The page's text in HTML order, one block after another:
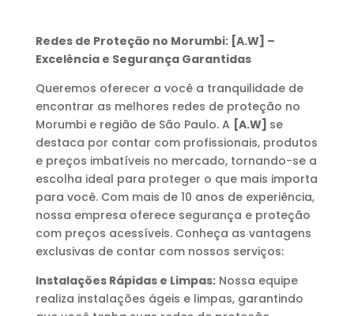
Redes de Proteção no Morumbi: [A.W] –
Excelência e Segurança Garantidas
Queremos oferecer a você a tranquilidade de
encontrar as melhores redes de proteção no
Morumbi e região de São Paulo. A [A.W] se
destaca por contar com profissionais, produtos
e preços imbatíveis no mercado, tornando-se a
escolha ideal para proteger o que mais importa
para você. Com mais de 10 anos de experiência,
nossa empresa oferece segurança e proteção
com preços acessíveis. Conheça as vantagens
exclusivas de contar com nossos serviços:
Instalações Rápidas e Limpas:Nossa equipe
realiza instalações ágeis e limpas, garantindo